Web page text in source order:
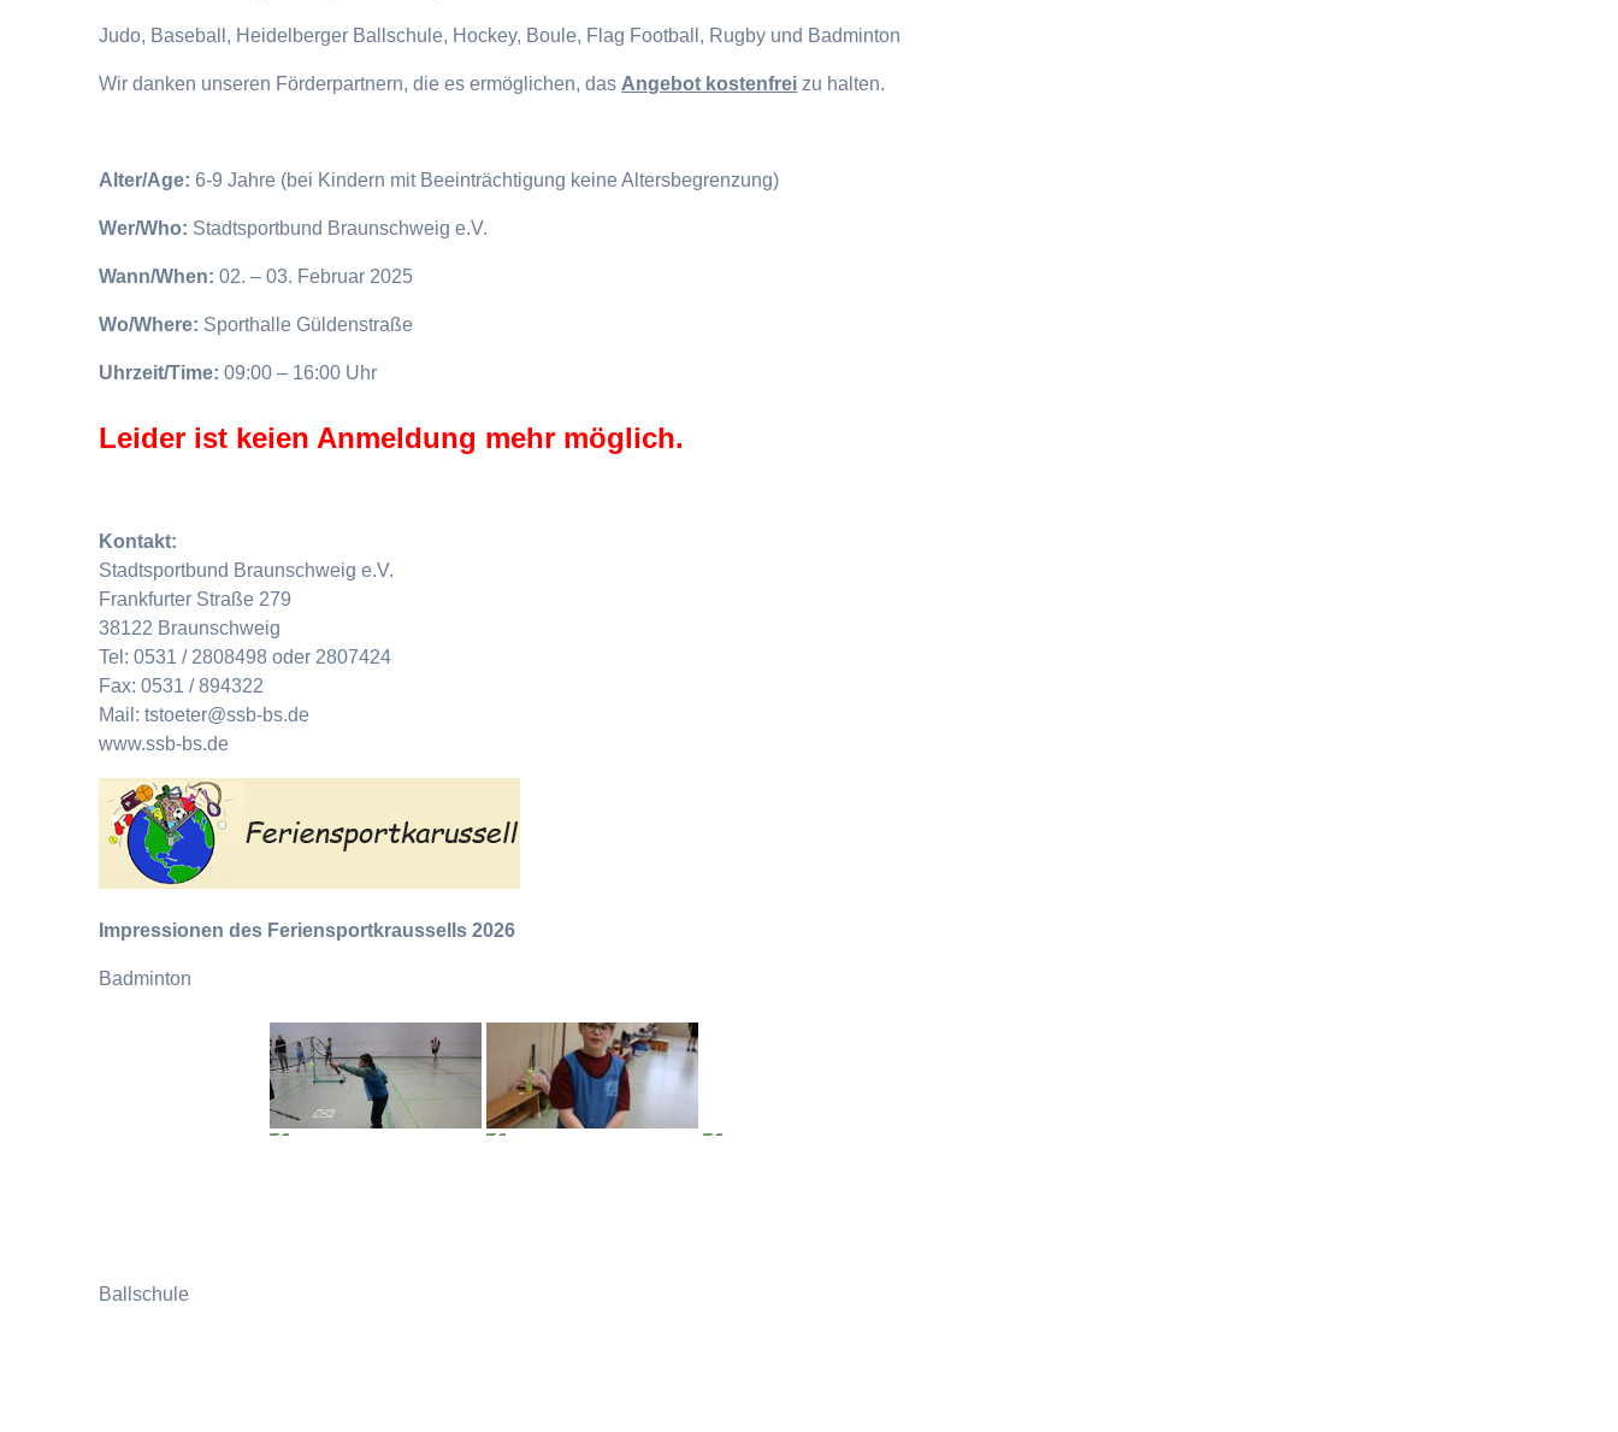
Judo, Baseball, Heidelberger Ballschule, Hockey, Boule, Flag Football, Rugby und Badminton
Wir danken unseren Förderpartnern, die es ermöglichen, das Angebot kostenfrei zu halten.
Alter/Age:6-9 Jahre (bei Kindern mit Beeinträchtigung keine Altersbegrenzung)
Wer/Who: Stadtsportbund Braunschweig e.V.
Wann/When:02. – 03. Februar 2025
Wo/Where: Sporthalle Güldenstraße
Uhrzeit/Time:09:00 – 16:00 Uhr
Leider ist keien Anmeldung mehr möglich.
Kontakt:
Stadtsportbund Braunschweig e.V.
Frankfurter Straße 279
38122 Braunschweig
Tel: 0531 / 2808498 oder 2807424
Fax: 0531 / 894322
Mail: tstoeter@ssb-bs.de
www.ssb-bs.de
Impressionen des Feriensportkraussells 2026
Badminton
Ballschule